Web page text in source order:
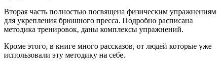
Вторая часть полностью посвящена физическим упражнениям
для укрепления брюшного пресса. Подробно расписана
методика тренировок, даны комплексы упражнений.
Кроме этого, в книге много рассказов, от людей которые уже
использовали эту методику на себе.